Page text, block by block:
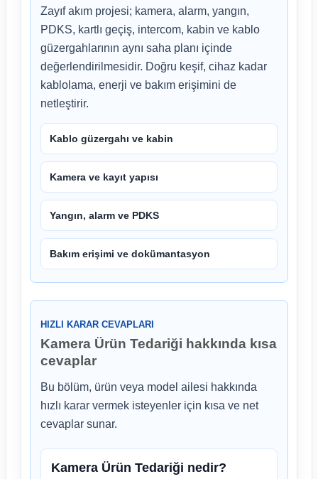
Zayıf akım projesi; kamera, alarm, yangın,
PDKS, kartlı geçiş, intercom, kabin ve kablo
güzergahlarının aynı saha planı içinde
değerlendirilmesidir. Doğru keşif, cihaz kadar
kablolama, enerji ve bakım erişimini de
netleştirir.
Kablo güzergahı ve kabin
Kamera ve kayıt yapısı
Yangın, alarm ve PDKS
Bakım erişimi ve dokümantasyon
HIZLI KARAR CEVAPLARI
Kamera Ürün Tedariği hakkında kısa
cevaplar
Bu bölüm, ürün veya model ailesi hakkında
hızlı karar vermek isteyenler için kısa ve net
cevaplar sunar.
Kamera Ürün Tedariği nedir?